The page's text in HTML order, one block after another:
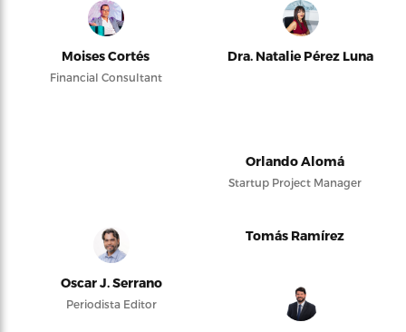
Moises Cortés
Financial Consultant
Dra. Natalie Pérez Luna
Orlando Alomá
Startup Project Manager
Oscar J. Serrano
Periodista Editor
Tomás Ramírez